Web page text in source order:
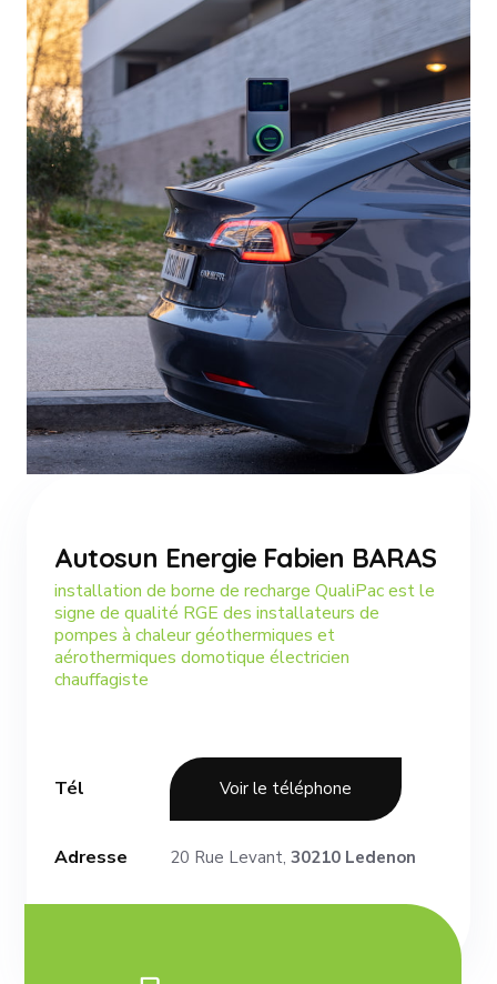
Autosun Energie Fabien BARAS
installation de borne de recharge QualiPac est le
signe de qualité RGE des installateurs de
pompes à chaleur géothermiques et
aérothermiques domotique électricien
chauffagiste
Tél Voir le téléphone
Adresse 20 Rue Levant, 30210 Ledenon